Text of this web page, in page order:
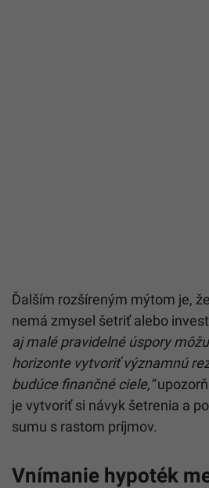
Ďalším rozšíreným mýtom je,
nemá zmysel šetriť alebo
aj malé pravidelné úspory
horizonte vytvoriť významnú
budúce finančné ciele,“
je vytvoriť si návyk šetrenia a
sumu s rastom príjmov.
Vnímanie hypoték